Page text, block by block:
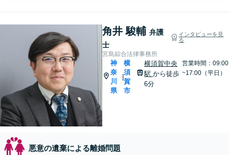
角井 駿輔 弁護
士
インタビューを見
る
宮島綜合法律事務所
神
奈
川
県
|
横
須
賀
市
横須賀中央
駅 から徒歩
6分
営業時間：09:00
~17:00（平日）
悪意の遺棄による離婚問題